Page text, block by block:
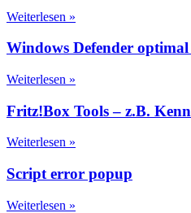
Weiterlesen »
Windows Defender
Weiterlesen »
Fritz!Box Tools – z.B.
Weiterlesen »
Script error popup
Weiterlesen »